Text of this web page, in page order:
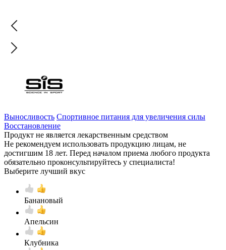
Выносливость Спортивное питания для увеличения силы
Восстановление
Продукт не является лекарственным средством
Не рекомендуем использовать продукцию лицам, не
достигшим 18 лет. Перед началом приема любого продукта
обязательно проконсультируйтесь у специалиста!
Выберите лучший вкус
Банановый
Апельсин
Клубника